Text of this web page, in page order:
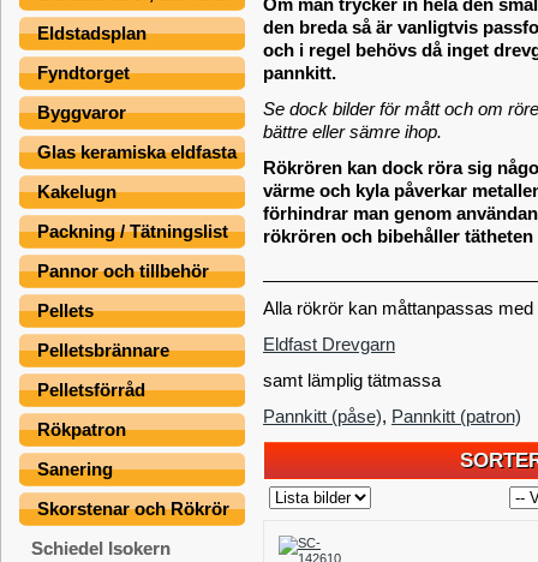
Eldstadsplan
Fyndtorget
Byggvaror
Glas keramiska eldfasta
Kakelugn
Packning / Tätningslist
Pannor och tillbehör
Pellets
Pelletsbrännare
Pelletsförråd
Rökpatron
Sanering
Skorstenar och Rökrör
Schiedel Isokern
Om man trycker in hela den
den breda så är vanligtvis
och i regel behövs då inget
pannkitt.
Se dock bilder för mått och om
bättre eller sämre ihop.
Rökrören kan dock röra sig
värme och kyla påverkar
förhindrar man genom
rökrören och bibehåller tätheten
Alla rökrör kan måttanpassas med
Eldfast Drevgarn
samt lämplig tätmassa
Pannkitt (påse), Pannkitt (patron)